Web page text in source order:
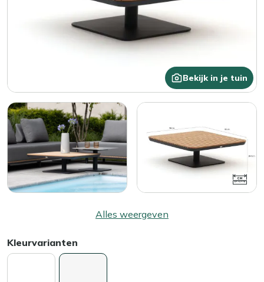
Bekijk in je tuin
Alles weergeven
Kleurvarianten